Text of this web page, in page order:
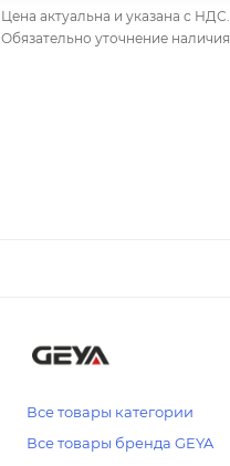
Цена актуальна и указана с НДС.
Обязательно уточнение наличия.
Все товары категории
Все товары бренда GEYA